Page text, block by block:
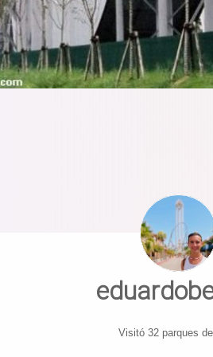
Visitó 32 parques